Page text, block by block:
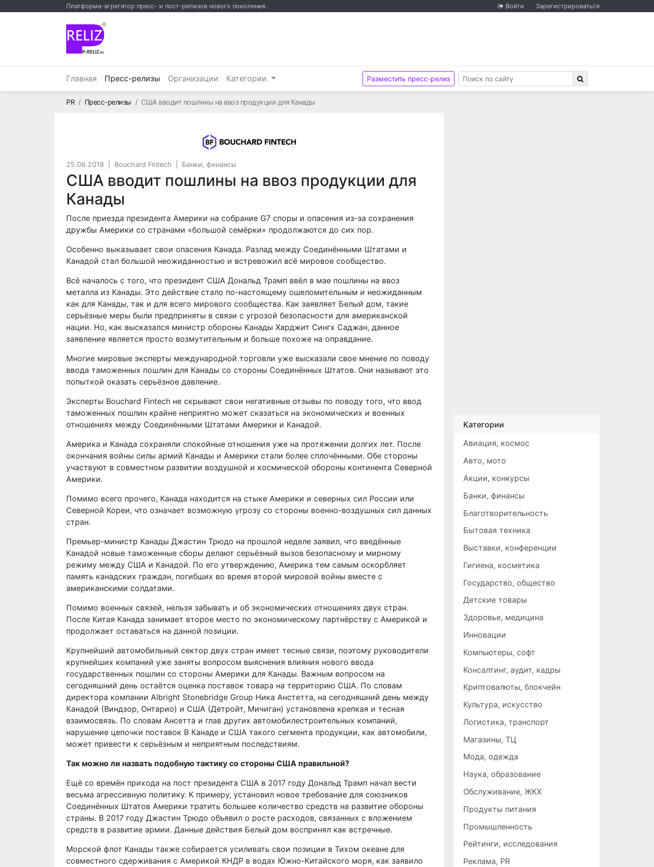
Платформа-агрегатор пресс- и пост-релизов нового поколения. Войти Зарегистрироваться
©
Главная Пресс-релизы (текущий)
Организации Категории Разместить пресс-релиз
PRГлавная
Пресс-релизы США вводит пошлины на ввоз продукции для Канады
25.06.2018 Bouchard Fintech Банки, финансы
США вводит пошлины на ввоз продукции для
Канады
После приезда президента Америки на собрание G7 споры и опасения из-за сохранения
дружбы Америки со странами «большой семёрки» продолжаются до сих пор.
Особенно выказывает свои опасения Канада. Разлад между Соединёнными Штатами и
Канадой стал большой неожиданностью и встревожил всё мировое сообщество.
Всё началось с того, что президент США Дональд Трамп ввёл в мае пошлины на ввоз
металла из Канады. Это действие стало по-настоящему ошеломительным и неожиданным
как для Канады, так и для всего мирового сообщества. Как заявляет Белый дом, такие
серьёзные меры были предприняты в связи с угрозой безопасности для американской
нации. Но, как высказался министр обороны Канады Харджит Сингх Саджан, данное
заявление является просто возмутительным и больше похоже на оправдание.
Многие мировые эксперты международной торговли уже высказали свое мнение по поводу
ввода таможенных пошлин для Канады со стороны Соединённых Штатов. Они называют это
попыткой оказать серьёзное давление.
Эксперты Bouchard Fintech не скрывают свои негативные отзывы по поводу того, что ввод
таможенных пошлин крайне неприятно может сказаться на экономических и военных
отношениях между Соединёнными Штатами Америки и Канадой.
Америка и Канада сохраняли спокойные отношения уже на протяжении долгих лет. После
окончания войны силы армий Канады и Америки стали более сплочёнными. Обе стороны
участвуют в совместном развитии воздушной и космической обороны континента Северной
Америки.
Помимо всего прочего, Канада находится на стыке Америки и северных сил России или
Северной Кореи, что означает возможную угрозу со стороны военно-воздушных сил данных
стран.
Премьер-министр Канады Джастин Трюдо на прошлой неделе заявил, что введённые
Канадой новые таможенные сборы делают серьёзный вызов безопасному и мирному
режиму между США и Канадой. По его утверждению, Америка тем самым оскорбляет
память канадских граждан, погибших во время второй мировой войны вместе с
американскими солдатами.
Помимо военных связей, нельзя забывать и об экономических отношениях двух стран.
После Китая Канада занимает второе место по экономическому партнёрству с Америкой и
продолжает оставаться на данной позиции.
Крупнейший автомобильный сектор двух стран имеет тесные связи, поэтому руководители
крупнейших компаний уже заняты вопросом выяснения влияния нового ввода
государственных пошлин со стороны Америки для Канады. Важным вопросом на
сегодняшний день остаётся оценка поставок товара на территорию США. По словам
директора компании Albright Stonebridge Group Ника Анстетта, на сегодняшний день между
Канадой (Виндзор, Онтарио) и США (Детройт, Мичиган) установлена крепкая и тесная
взаимосвязь. По словам Ансетта и глав других автомобилестроительных компаний,
нарушение цепочки поставок В Канаде и США такого сегмента продукции, как автомобили,
может привести к серьёзным и неприятным последствиям.
Так можно ли назвать подобную тактику со стороны США правильной?
Ещё со времён прихода на пост президента США в 2017 году Дональд Трамп начал вести
весьма агрессивную политику. К примеру, установил новое требование для союзников
Соединённых Штатов Америки тратить большее количество средств на развитие обороны
страны. В 2017 году Джастин Трюдо объявил о росте расходов, связанных с вложением
средств в развитие армии. Данные действия Белый дом воспринял как встречные.
Морской флот Канады также собирается усиливать свои позиции в Тихом океане для
совместного сдерживания с Америкой КНДР в водах Южно-Китайского моря, как заявило
Категории
Авиация, космос
Авто, мото
Акции, конкурсы
Банки, финансы
Благотворительность
Бытовая техника
Выставки, конференции
Гигиена, косметика
Государство, общество
Детские товары
Здоровье, медицина
Инновации
Компьютеры, софт
Консалтинг, аудит, кадры
Криптовалюты, блокчейн
Культура, искусство
Логистика, транспорт
Магазины, ТЦ
Мода, одежда
Наука, образование
Обслуживание, ЖКХ
Продукты питания
Промышленность
Рейтинги, исследования
Реклама, PR